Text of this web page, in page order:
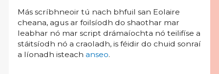
Más scríbhneoir tú nach bhfuil san Eolaire
cheana, agus ar foilsíodh do shaothar mar
leabhar nó mar script drámaíochta nó teilifíse a
stáitsíodh nó a craoladh, is féidir do chuid sonraí
a líonadh isteach anseo.